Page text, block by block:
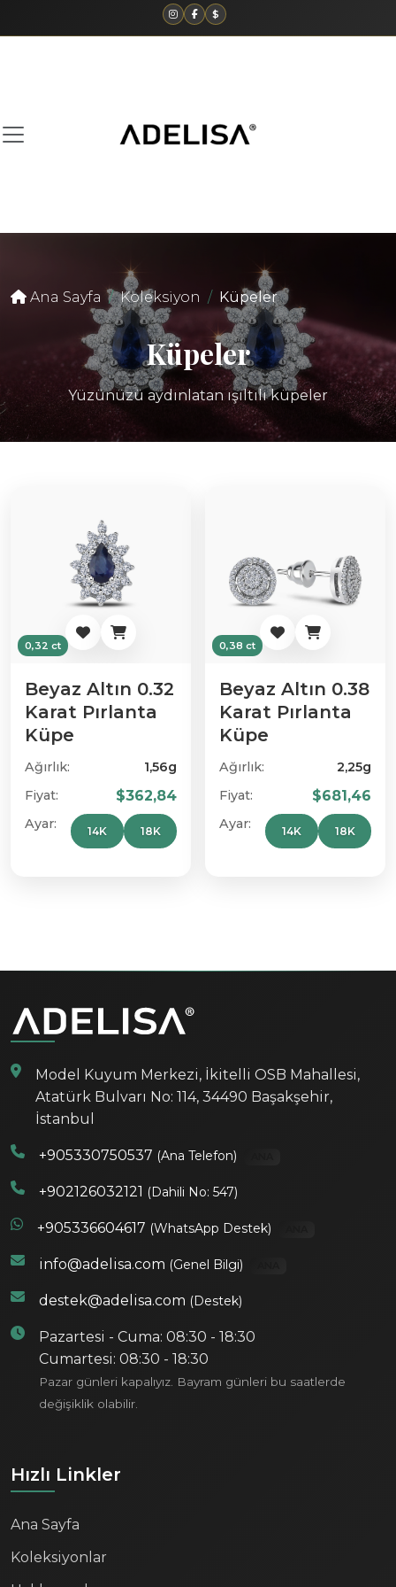
$
Ana Sayfa Koleksiyon Küpeler
Küpeler
Yüzünüzü aydınlatan ışıltılı küpeler
0,32 ct
Beyaz Altın 0.32
Karat Pırlanta
Küpe
Ağırlık:
1,56g
Fiyat:
$362,84
Ayar: 14K 18K
0,38 ct
Beyaz Altın 0.38
Karat Pırlanta
Küpe
Ağırlık:
2,25g
Fiyat:
$681,46
Ayar: 14K 18K
Model Kuyum Merkezi, İkitelli OSB Mahallesi,
Atatürk Bulvarı No: 114, 34490 Başakşehir,
İstanbul
+905330750537 (Ana Telefon)
+902126032121 (Dahili No: 547)
+905336604617 (WhatsApp Destek)
info@adelisa.com (Genel Bilgi)
destek@adelisa.com (Destek)
Pazartesi - Cuma: 08:30 - 18:30
Cumartesi: 08:30 - 18:30
Pazar günleri kapalıyız. Bayram günleri bu saatlerde
değişiklik olabilir.
Hızlı Linkler
Ana Sayfa
Koleksiyonlar